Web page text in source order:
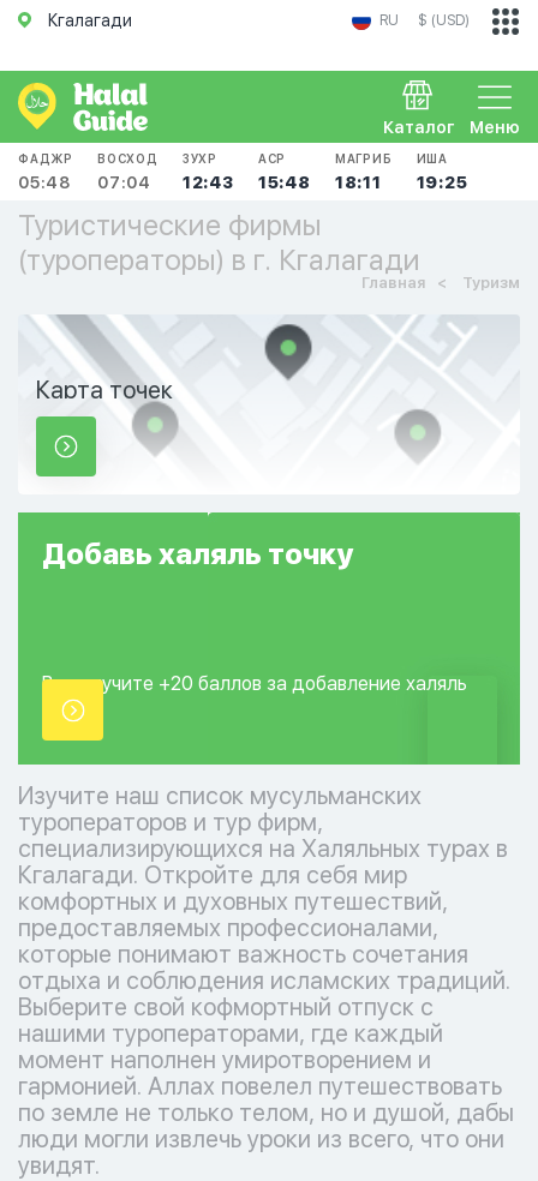
Кгалагади RU $ (USD)
Меню
Каталог
ФАДЖР
05:48
ВОСХОД
07:04
ЗУХР
12:43
АСР
15:48
МАГРИБ
18:11
ИША
19:25
Туристические фирмы
(туроператоры) в г. Кгалагади
Главная Туризм
Карта точек
Добавь халяль точку
Вы получите +20 баллов за добавление халяль
точки.
Изучите наш список мусульманских
туроператоров и тур фирм,
специализирующихся на Халяльных турах в
Кгалагади. Откройте для себя мир
комфортных и духовных путешествий,
предоставляемых профессионалами,
которые понимают важность сочетания
отдыха и соблюдения исламских традиций.
Выберите свой кофмортный отпуск с
нашими туроператорами, где каждый
момент наполнен умиротворением и
гармонией. Аллах повелел путешествовать
по земле не только телом, но и душой, дабы
люди могли извлечь уроки из всего, что они
увидят.